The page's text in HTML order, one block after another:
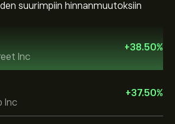
suurimpiin hinnanmuutoksiin
Inc
+38.50%
Inc
+37.50%